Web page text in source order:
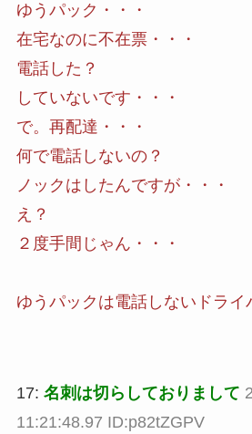
ゆうパック・・・
在宅なのに不在票・・・
電話した？
していないです・・・
で。再配達・・・
何で電話しないの？
ノックはしたんですが・・・
え？
２度手間じゃん・・・
ゆうパックは電話しないドライ
17: 名刺は切らしておりまして
11:21:48.97 ID:p82tZGPV